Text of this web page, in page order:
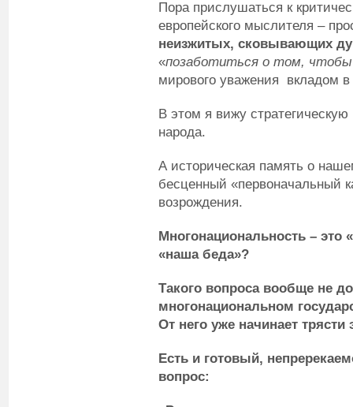
Пора прислушаться к
европейского мыслителя –
неизжитых, сковывающих
«позаботиться о том,
мирового уважения вкладом в
В этом я вижу
народа.
А историческая память о
бесценный «первоначальный
возрождения.
Многонациональность – это
«наша беда»?
Такого вопроса вообще не
многонациональном
От него уже начинает
Есть и готовый,
вопрос: